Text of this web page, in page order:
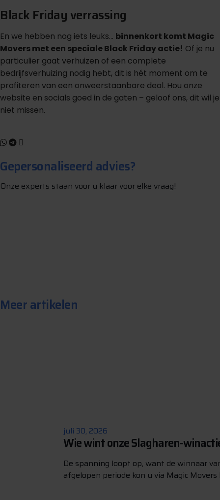
Black Friday verrassing
En we hebben nog iets leuks… binnenkort komt Magic
Movers met een speciale Black Friday actie! Of je nu
particulier gaat verhuizen of een complete
bedrijfsverhuizing nodig hebt, dit is hét moment om te
profiteren van een onweerstaanbare deal. Hou onze
website en socials goed in de gaten – geloof ons, dit wil je
niet missen.
Gepersonaliseerd advies?
Onze experts staan voor u klaar voor elke vraag!
Meer artikelen
juli 30, 2026
Wie wint onze Slagharen-
De spanning loopt op, want de winnaar
afgelopen periode kon u via Magic Movers